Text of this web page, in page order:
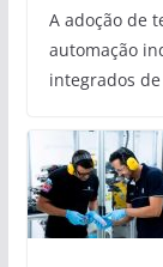
A adoção de
automação
integrados